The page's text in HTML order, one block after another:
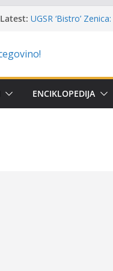
Latest: Masovni pomor ribe
(Banlozi)
i amura’
Obavještenje
osobe sa invaliditetom
ENCIKLOPEDIJA